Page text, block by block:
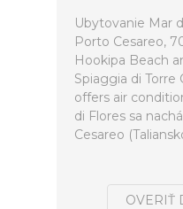
Ubytovanie Mar
Porto Cesareo,
Hookipa Beach
Spiaggia di Torre
offers air
di Flores sa
Cesareo
OVERIŤ